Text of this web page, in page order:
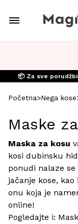
📦 Za sve
Početna>Nega kose
Maske
Maska za kosu
kosi dubinsku
ponudi nalaze
jačanje kose,
onu koja je
online!
Pogledajte i: